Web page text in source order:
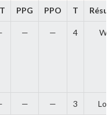
PPG PPO T
— — 4
— — 3